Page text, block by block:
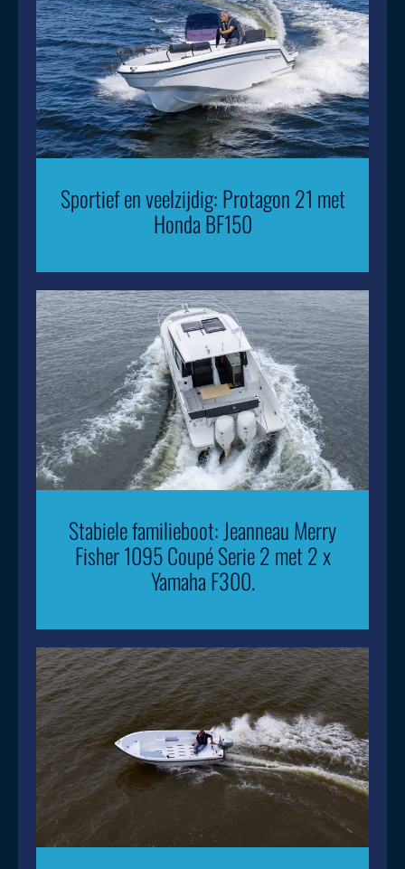
Sportief en veelzijdig: Protagon 21 met
Honda BF150
Stabiele familieboot: Jeanneau Merry
Fisher 1095 Coupé Serie 2 met 2 x
Yamaha F300.